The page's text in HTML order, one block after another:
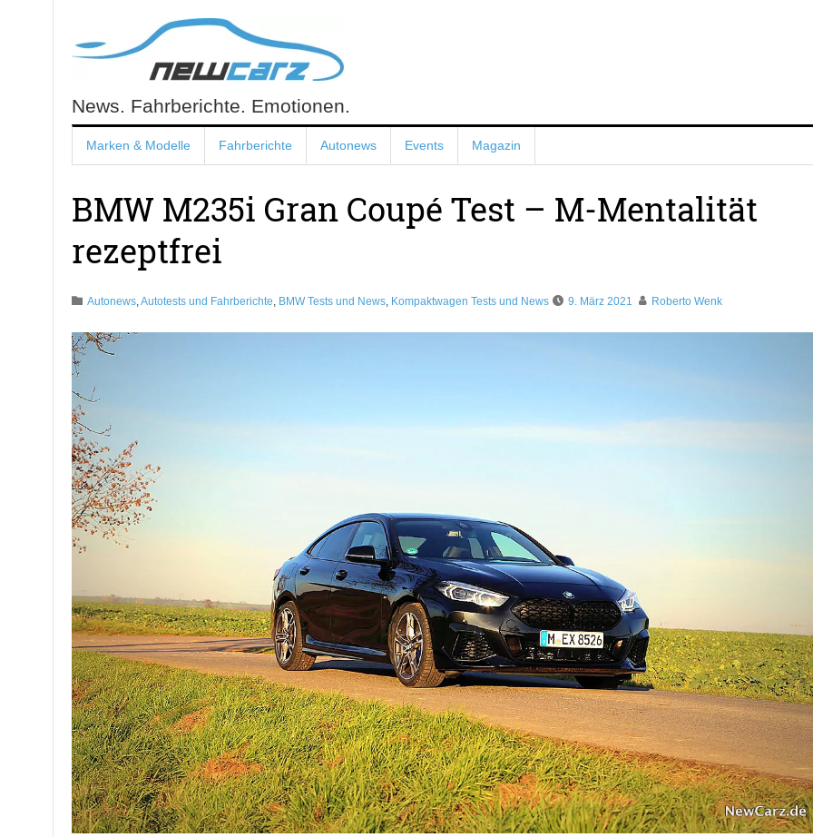
content
NewCarz.de
News. Fahrberichte. Emotionen.
Marken & Modelle Fahrberichte Autonews Events Magazin
BMW M235i Gran Coupé Test – M-Mentalität
rezeptfrei
Autonews, Autotests und Fahrberichte BMW Tests und News, Kompaktwagen Tests und News 9. März 2021 Roberto Wenk